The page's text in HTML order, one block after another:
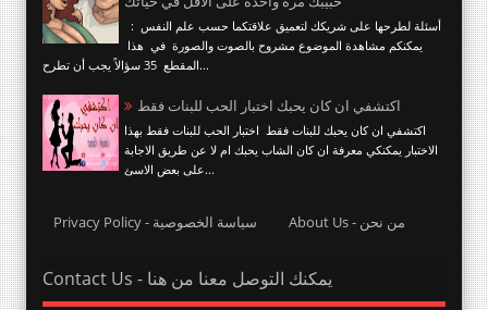
يمكنكم مشاهدة الموضوع مشروح بالصوت والصورة في هذا
المقطع 35 سؤالاً يجب أن تطرح...
اكتشفي ان كان يحبك اختبار الحب للبنات فقط
اكتشفي ان كان يحبك للبنات فقط اختبار الحب للبنات فقط بهذا
الاختبار يمكنكي معرفة ان كان الشاب يحبك ام لا عن طريق الاجابة
على بعض الاسئ...
Privacy Policy - سياسة الخصوصية About Us - من نحن
Contact Us - يمكنك التوصل معنا من هنا